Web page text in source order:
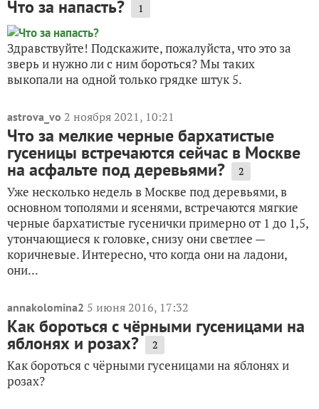
Что за напасть? 1
Здравствуйте! Подскажите, пожалуйста, что это за
зверь и нужно ли с ним бороться? Мы таких
выкопали на одной только грядке штук 5.
astrova_vo 2 ноября 2021, 10:21
Что за мелкие черные бархатистые
гусеницы встречаются сейчас в Москве
на асфальте под деревьями? 2
Уже несколько недель в Москве под деревьями, в
основном тополями и ясенями, встречаются мягкие
черные бархатистые гусенички примерно от 1 до 1,5,
утончающиеся к головке, снизу они светлее —
коричневые. Интересно, что когда они на ладони,
они...
annakolomina2 5 июня 2016, 17:32
Как бороться с чёрными гусеницами на
яблонях и розах? 2
Как бороться с чёрными гусеницами на яблонях и
розах?